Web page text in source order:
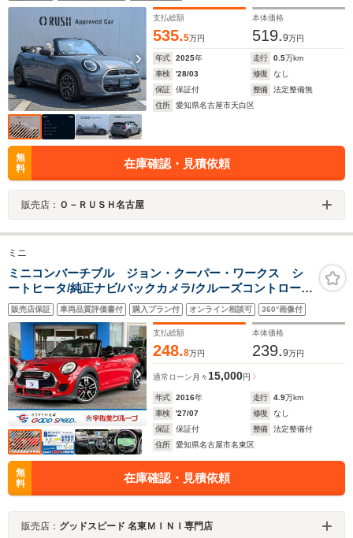
支払総額
535.5万円
本体価格
519.9万円
年式 2025年 走行 0.5万km
車検
'28/03 修復
なし
保証
保証付 整備
法定整備無
住所
愛知県名古屋市天白区
無
料
在庫確認・見積依頼
販売店： Ｏ－ＲＵＳＨ名古屋
ミニ
ミニコンバーチブル ジョン・クーパー・ワークス シ
ートヒータ/純正ナビ/バックカメラ/クルーズコントロー
ル/F型ドライビングモード/GIGAMOTフロントリップ/プ
ッシュスタート/ヘッドアップディスプレイ/アイドリング
ストップ/パドルシフト/ハーフレザーシート
販売店保証 車両品質評価書付 購入プラン付 オンライン相談可 360°画像付
支払総額
248.8万円
本体価格
239.9万円
通常ローン 月々 15,000円
年式 2016年 走行 4.9万km
車検
'27/07 修復
なし
保証
保証付 整備
法定整備付
住所
愛知県名古屋市名東区
無
料
在庫確認・見積依頼
販売店： グッドスピード 名東ＭＩＮＩ専門店